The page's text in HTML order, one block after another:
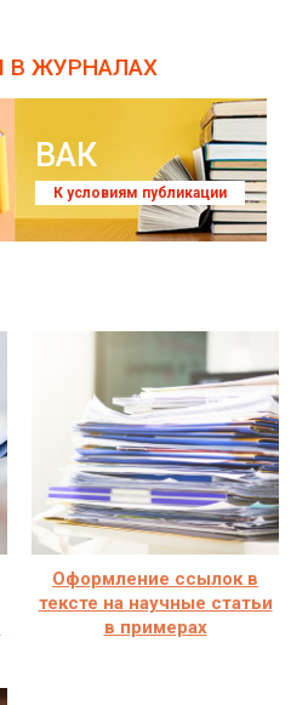
В ЖУРНАЛАХ
ВАК
К условиям публикации
Оформление ссылок в
тексте на научные статьи
в примерах